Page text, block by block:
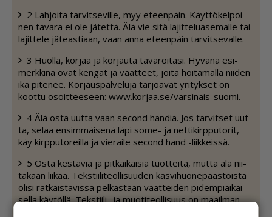
2 Lah­joi­ta tar­vit­se­vil­le, myy eteen­päin. Käyt­tö­kel­poi­
nen ta­va­ra ei ole jä­tet­tä. Älä vie sitä la­jit­te­lu­a­se­mal­le tai
la­jit­te­le jä­te­as­ti­aan, vaan an­na eteen­päin tar­vit­se­val­le.
3 Huol­la, kor­jaa ja kor­jau­ta ta­va­roi­ta­si. Hy­vä­nä esi­
merk­ki­nä ovat ken­gät ja vaat­teet, joi­ta hoi­ta­mal­la nii­den
ikä pi­te­nee. Kor­jaus­pal­ve­lu­ja tar­jo­a­vat yri­tyk­set on
koot­tu osoit­tee­seen: www.kor­jaa.se/var­si­nais-suo­mi.
4 Älä os­ta uut­ta vaan se­cond han­dia. Jos tar­vit­set uut­
ta, se­laa en­sim­mäi­se­nä läpi some- ja net­ti­kirp­pu­to­rit,
käy kirp­pu­to­reil­la ja vie­rai­le se­cond hand -liik­keis­sä.
5 Os­ta kes­tä­viä ja pit­käi­käi­siä tuot­tei­ta, mut­ta älä nii­
tä­kään lii­kaa. Teks­tii­li­te­ol­li­suu­den kas­vi­huo­ne­pääs­töis­tä
oli­si rat­kais­ta­vis­sa pel­käs­tään vaat­tei­den pi­dem­pi­ai­kai­
sel­la käy­töl­lä. Teks­tii­li- ja muo­ti­te­ol­li­suus on maa­il­man